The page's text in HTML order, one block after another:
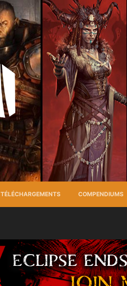
TÉLÉCHARGEMENTS COMPENDIUMS